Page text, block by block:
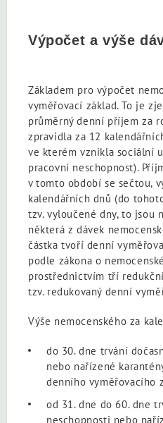
Výpočet a výše
Základem pro výpočet
vyměřovací základ. To je
průměrný denní příjem za
zpravidla za 12
ve kterém vznikla sociální
pracovní neschopnost).
v tomto období se sečtou,
kalendářních dnů (do
tzv. vyloučené dny, to jsou
některá z dávek
částka tvoří denní
podle zákona o
prostřednictvím tří
tzv. redukovaný denní
Výše nemocenského za
do 30. dne trvání
nebo nařízené
denního vyměřovacího
od 31. dne do 60. dne
neschopnosti nebo